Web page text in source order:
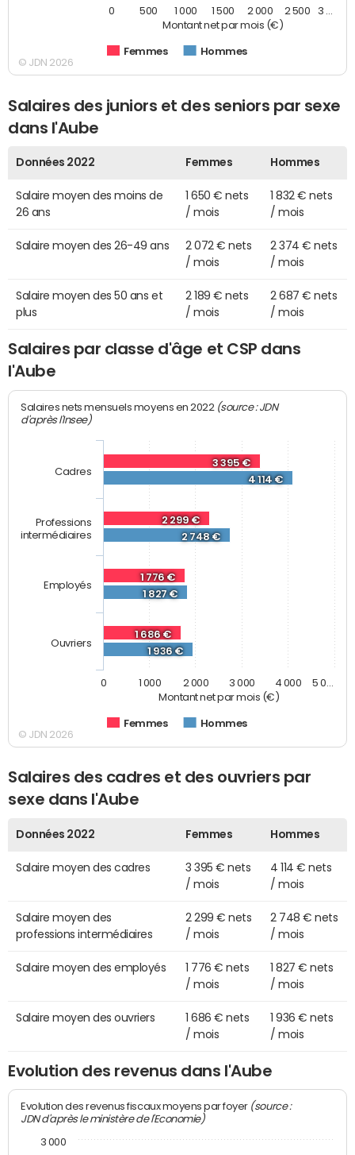
Montant net par mois (€)
Femmes Hommes
0 500 1 000 1 500 2 000 2 500 3 …
© JDN 2026
Salaires des juniors et des seniors par sexe
dans l'Aube
Données 2022 Femmes Hommes
Salaire moyen des moins de
26 ans
1 650 € nets
/ mois
1 832 € nets
/ mois
Salaire moyen des 26-49 ans
2 072 € nets
/ mois
2 374 € nets
/ mois
Salaire moyen des 50 ans et
plus
2 189 € nets
/ mois
2 687 € nets
/ mois
Salaires par classe d'âge et CSP dans
l'Aube
Montant net par mois (€)
Salaires nets mensuels moyens en 2022 (source : JDN
d'après l'Insee)
3 395 €
2 299 €
1 776 €
1 686 €
4 114 €
2 748 €
1 827 €
1 936 €
Femmes Hommes
Cadres
Professions
intermédiaires
Employés
Ouvriers
0 1 000 2 000 3 000 4 000 5 0…
© JDN 2026
Salaires des cadres et des ouvriers par
sexe dans l'Aube
Données 2022 Femmes Hommes
Salaire moyen des cadres
3 395 € nets
/ mois
4 114 € nets
/ mois
Salaire moyen des
professions intermédiaires
2 299 € nets
/ mois
2 748 € nets
/ mois
Salaire moyen des employés
1 776 € nets
/ mois
1 827 € nets
/ mois
Salaire moyen des ouvriers
1 686 € nets
/ mois
1 936 € nets
/ mois
Evolution des revenus dans l'Aube
Evolution des revenus fiscaux moyens par foyer (source :
JDN d'après le ministère de l'Economie)
3 000